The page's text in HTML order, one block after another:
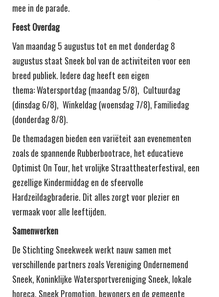
mee in de parade.
Feest Overdag
Van maandag 5 augustus tot en met donderdag 8
augustus staat Sneek bol van de activiteiten voor een
breed publiek. Iedere dag heeft een eigen
thema: Watersportdag (maandag 5/8), Cultuurdag
(dinsdag 6/8), Winkeldag (woensdag 7/8), Familiedag
(donderdag 8/8).
De themadagen bieden een variëteit aan evenementen
zoals de spannende Rubberbootrace, het educatieve
Optimist On Tour, het vrolijke Straattheaterfestival, een
gezellige Kindermiddag en de sfeervolle
Hardzeildagbraderie. Dit alles zorgt voor plezier en
vermaak voor alle leeftijden.
Samenwerken
De Stichting Sneekweek werkt nauw samen met
verschillende partners zoals Vereniging Ondernemend
Sneek, Koninklijke Watersportvereniging Sneek, lokale
horeca, Sneek Promotion, bewoners en de gemeente